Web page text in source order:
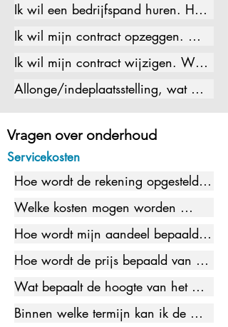
Ik wil een bedrijfspand huren. Hoe
verloopt dit proces?
Bezichtiging
Contract opstellen
Sleuteloverdracht
Ik wil mijn contract opzeggen. Wat
moet ik doen?
xxxxxxxxxxx
Ik wil mijn contract wijzigen. Wat
moet ik doen?
Allonge/indeplaatsstelling, wat
cccc
Vragen over onderhoud
Servicekosten
Hoe wordt de rekening opgesteld?
vvvvvvvvvvvvvv
Welke kosten mogen worden
doorbelast via de servicekosten?
xxxxxxxxxxxxx
Hoe wordt mijn aandeel bepaald?
xxxxxxxxxxxxx
Hoe wordt de prijs bepaald van de
uit te voeren werkzaamheden?
xxxxxxxxxxxxx
Wat bepaalt de hoogte van het
voorschot?
Binnen welke termijn kan ik de